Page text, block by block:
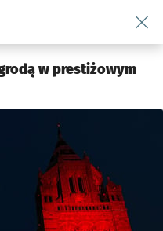
Kultura
w prestiżowym